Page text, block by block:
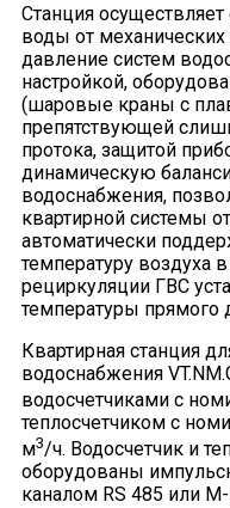
Станция осуществляет
воды от
давление систем
настройкой,
(шаровые краны с
препятствующей
протока, защитой
динамическую
водоснабжения,
квартирной системы
автоматически
температуру воздуха
рециркуляции ГВС
температуры прямого
Квартирная станция
водоснабжения
водосчетчиками с
теплосчетчиком с
м3/ч. Водосчетчик и
оборудованы
каналом RS 485 или M-